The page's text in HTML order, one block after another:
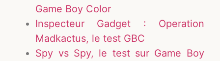
Game Boy Color
Inspecteur Gadget : Operation
Madkactus, le test GBC
Spy vs Spy, le test sur Game Boy